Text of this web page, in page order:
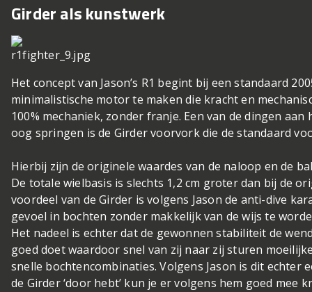
Girder als kunstwerk
Het concept van Jason’s R1 begint bij een standaard
minimalistische motor te maken die kracht en
100% mechaniek, zonder franje. Een van de dingen
oog springen is de Girder voorvork die de standaard
Hierbij zijn de originele waardes van de naloop en de
De totale wielbasis is slechts 1,2 cm groter dan bij de
voordeel van de Girder is volgens Jason de anti-dive
gevoel in bochten zonder makkelijk van de wijs te
Het nadeel is echter dat de gewonnen stabiliteit de
goed doet waardoor snel van zij naar zij sturen
snelle bochtencombinaties. Volgens Jason is dit echter
de Girder ‘door hebt’ kun je er volgens hem goed mee